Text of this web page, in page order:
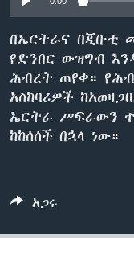
ቋንቋዎች
በኤርትራና በጂቡቲ
የድንበር ውዝግብ
ሕብረት ጠየቀ።
አስከባሪዎች
ኤርትራ ሥፍራውን
ከከሰሰች በኋላ ነው።
አጋሩ